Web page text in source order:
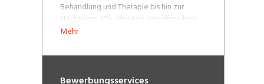
Behandlung und Therapie bis hin zur
Nachsorge. Wir arbeiten interdisziplinär
und in interprofessionellen Teams, um
individuell – das heisst physisch wie
ausgerichtet – zu verstehen und
Mehr
Bewerbungsservices